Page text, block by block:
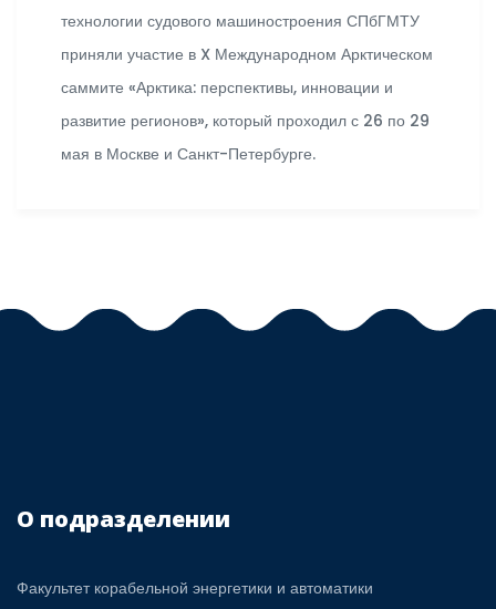
технологии судового машиностроения СПбГМТУ
приняли участие в X Международном Арктическом
саммите «Арктика: перспективы, инновации и
развитие регионов», который проходил с 26 по 29
мая в Москве и Санкт-Петербурге.
О подразделении
Факультет корабельной энергетики и автоматики